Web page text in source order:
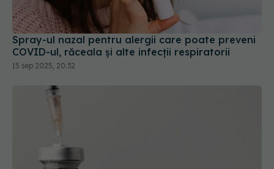
Spray-ul nazal pentru alergii care poate preveni
COVID-ul, răceala și alte infecții respiratorii
15 sep 2025, 20:32